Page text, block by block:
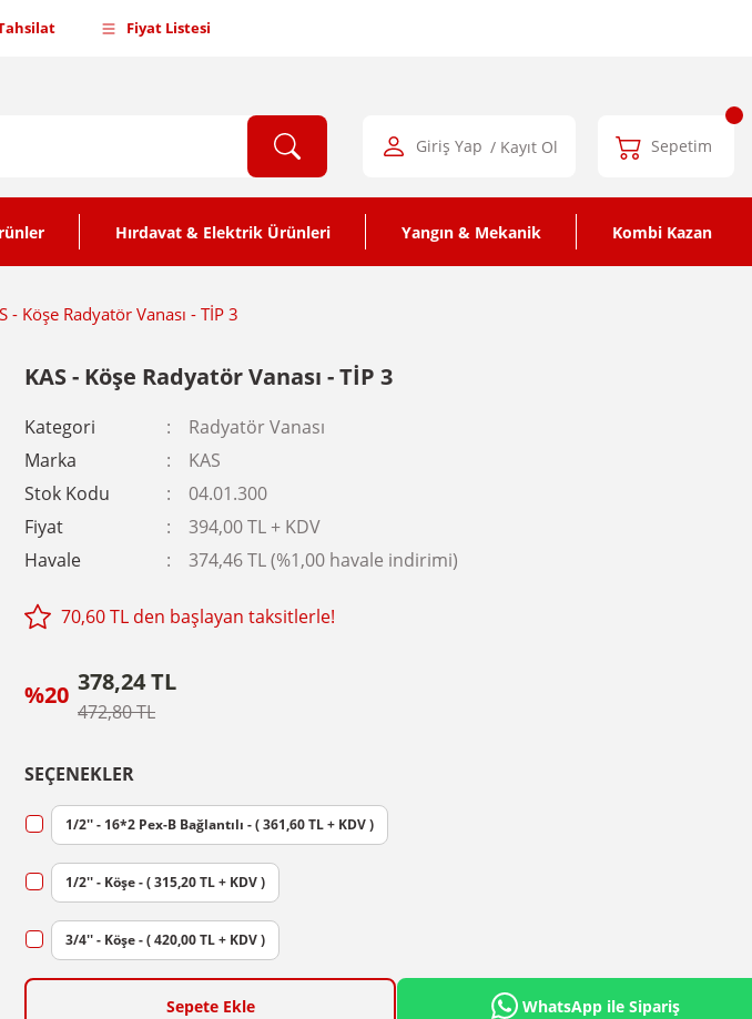
Fiyat Listesi
Giriş Yap / Kayıt Ol Sepetim
Hırdavat & Elektrik Ürünleri Yangın & Mekanik Kombi Kazan
- Köşe Radyatör Vanası - TİP 3
KAS - Köşe Radyatör Vanası - TİP 3
Kategori
Radyatör Vanası
Marka
KAS
Stok Kodu
04.01.300
Fiyat
394,00 TL + KDV
Havale
374,46 TL (%1,00 havale indirimi)
70,60 TL den başlayan taksitlerle!
%20 378,24 TL
472,80 TL
SEÇENEKLER
1/2'' - 16*2 Pex-B Bağlantılı - ( 361,60 TL + KDV )
1/2'' - Köşe - ( 315,20 TL + KDV )
3/4'' - Köşe - ( 420,00 TL + KDV )
Sepete Ekle WhatsApp ile Sipariş